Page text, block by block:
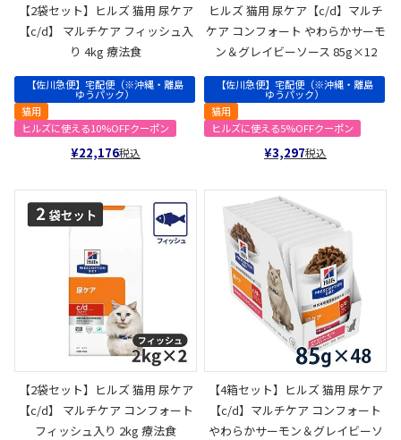
【2袋セット】ヒルズ 猫用 尿ケア
【c/d】 マルチケア フィッシュ入
り 4kg 療法食
【佐川急便】宅配便（※沖縄・離島
ゆうパック）
猫用
ヒルズに使える10%OFFクーポン
¥22,176税込
ヒルズ 猫用 尿ケア【c/d】マルチ
ケア コンフォート やわらかサーモ
ン＆グレイビーソース 85g×12
【佐川急便】宅配便（※沖縄・離島
ゆうパック）
猫用
ヒルズに使える5%OFFクーポン
¥3,297税込
【2袋セット】ヒルズ 猫用 尿ケア
【c/d】 マルチケア コンフォート
フィッシュ入り 2kg 療法食
【4箱セット】ヒルズ 猫用 尿ケア
【c/d】マルチケア コンフォート
やわらかサーモン＆グレイビーソ